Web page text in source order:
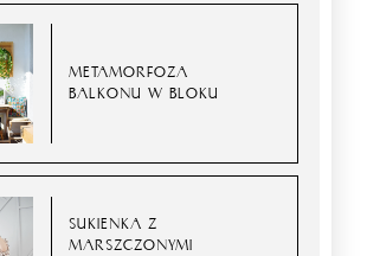
METAMORFOZA
BALKONU W BLOKU
SUKIENKA Z
MARSZCZONYMI